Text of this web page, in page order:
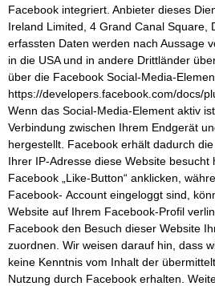
Facebook integriert. Anbieter dieses
Ireland Limited, 4 Grand Canal Square,
erfassten Daten werden nach Aussage
in die USA und in andere Drittländer
über die Facebook Social-Media-
https://developers.facebook.com/docs/
Wenn das Social-Media-Element aktiv
Verbindung zwischen Ihrem Endgerät
hergestellt. Facebook erhält dadurch
Ihrer IP-Adresse diese Website besucht
Facebook „Like-Button“ anklicken,
Facebook- Account eingeloggt sind,
Website auf Ihrem Facebook-Profil
Facebook den Besuch dieser Website
zuordnen. Wir weisen darauf hin, dass
keine Kenntnis vom Inhalt der
Nutzung durch Facebook erhalten.